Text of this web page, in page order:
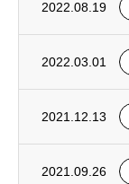
2022.08.19
2022.03.01
2021.12.13
2021.09.26